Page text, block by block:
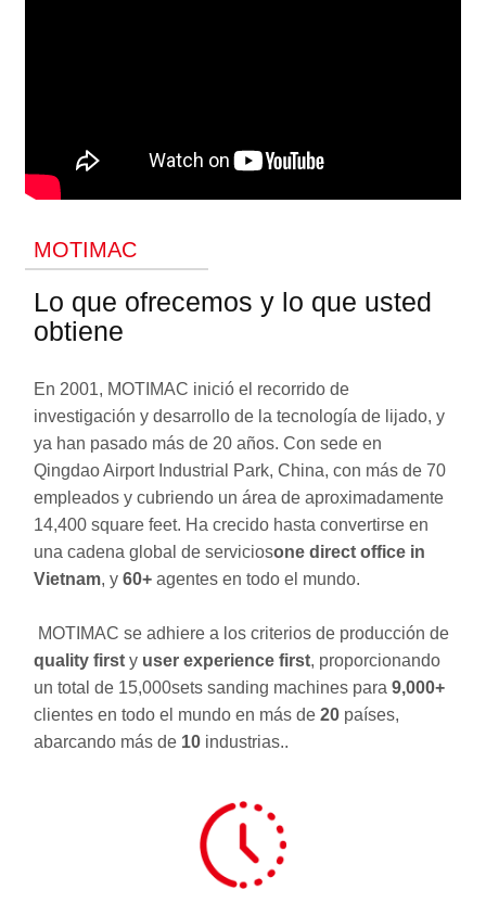
MOTIMAC
Lo que ofrecemos y lo que usted
obtiene
En 2001, MOTIMAC inició el recorrido de
investigación y desarrollo de la tecnología de lijado, y
ya han pasado más de 20 años. Con sede en
Qingdao Airport Industrial Park, China, con más de 70
empleados y cubriendo un área de aproximadamente
14,400 square feet. Ha crecido hasta convertirse en
una cadena global de serviciosone direct office in
Vietnam, y60+ agentes en todo el mundo.
MOTIMAC se adhiere a los criterios de producción de
quality first y user experience first, proporcionando
un total de 15,000sets sanding machines para9,000+
clientes en todo el mundo en más de20 países,
abarcando más de 10 industrias..